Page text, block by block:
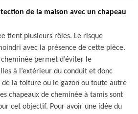
de la maison avec un chapeau
tient plusieurs rôles. Le risque
avec la présence de cette pièce.
permet d’éviter le
à l’extérieur du conduit et donc
la toiture ou le gazon ou toute autre
chapeaux de cheminée à tamis sont
cet objectif. Pour avoir une idée du